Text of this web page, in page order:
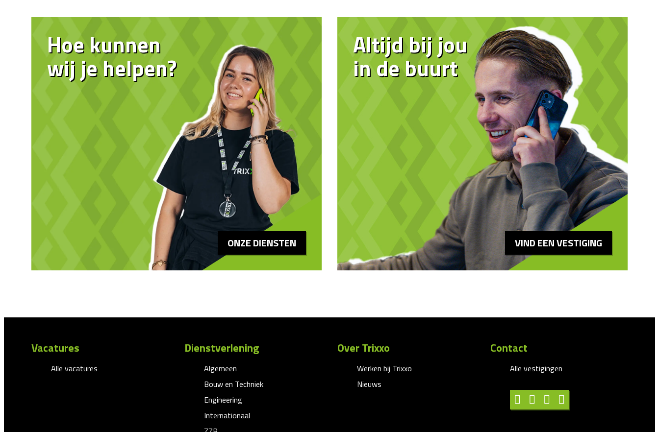
Hoe kunnen
wij je helpen?
ONZE DIENSTEN
Altijd bij jou
in de buurt
VIND EEN VESTIGING
Vacatures
Alle vacatures
Dienstverlening
Algemeen
Bouw en Techniek
Engineering
Internationaal
Over Trixxo
Werken bij Trixxo
Nieuws
Contact
Alle vestigingen